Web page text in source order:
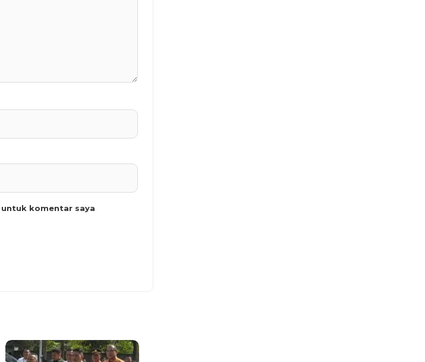
komentar saya